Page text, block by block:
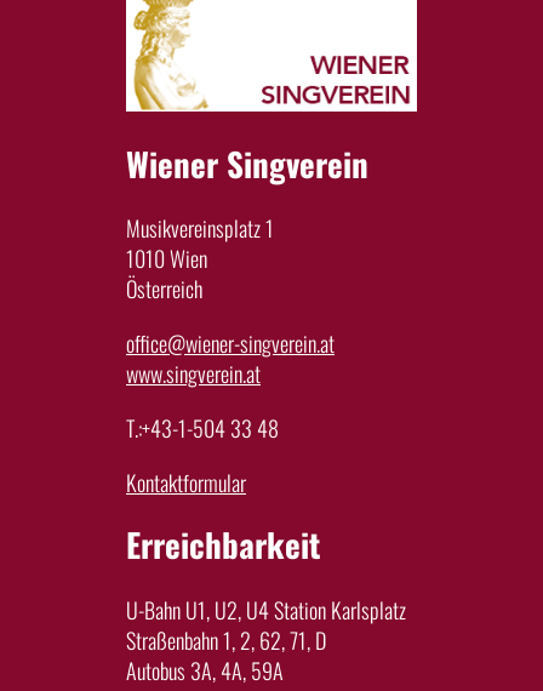
Wiener Singverein
Musikvereinsplatz 1
1010 Wien
Österreich
office@wiener-singverein.at
www.singverein.at
T.:+43-1-504 33 48
Kontaktformular
Erreichbarkeit
U-Bahn U1, U2, U4 Station Karlsplatz
Straßenbahn 1, 2, 62, 71, D
Autobus 3A, 4A, 59A